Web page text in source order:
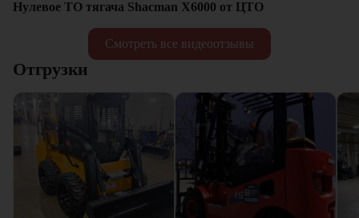
Смотреть все видеоотзывы
Нулевое ТО тягача Shacman Х6000 от ЦТО
Отгрузки